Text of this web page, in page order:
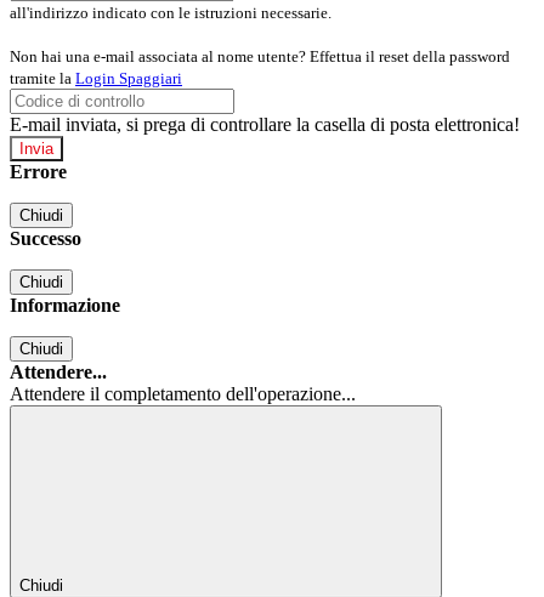
all'indirizzo indicato con le istruzioni necessarie.
Non hai una e-mail associata al nome utente? Effettua il reset della password
tramite la Login Spaggiari
E-mail inviata, si prega di controllare la casella di posta elettronica!
Errore
Chiudi
Successo
Chiudi
Informazione
Chiudi
Attendere...
Attendere il completamento dell'operazione...
Chiudi